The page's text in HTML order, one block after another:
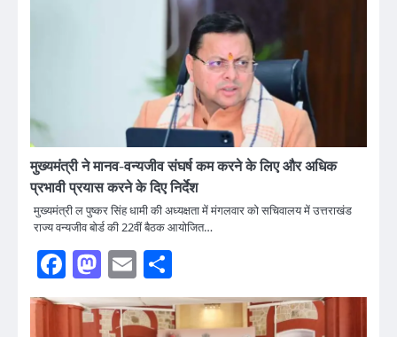
मुख्यमंत्री ने मानव-वन्यजीव संघर्ष कम करने के लिए और अधिक
प्रभावी प्रयास करने के दिए निर्देश
मुख्यमंत्री ल पुष्कर सिंह धामी की अध्यक्षता में मंगलवार को सचिवालय में उत्तराखंड
राज्य वन्यजीव बोर्ड की 22वीं बैठक आयोजित…
Facebook
Mastodon
Email